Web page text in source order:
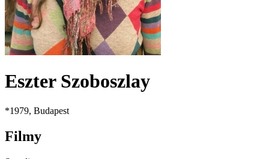
Eszter Szoboszlay
*1979, Budapest
Filmy